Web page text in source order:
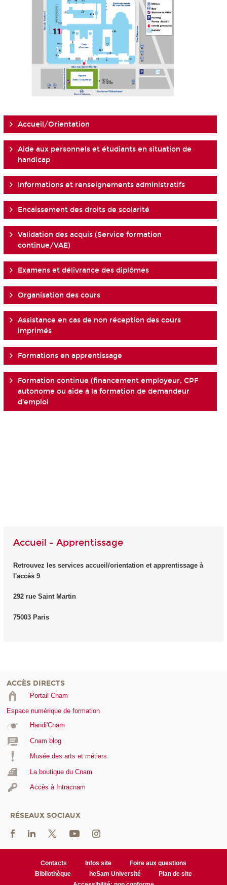
Accueil/Orientation
Aide aux personnels et étudiants en situation de
handicap
Informations et renseignements administratifs
Encaissement des droits de scolarité
Validation des acquis (Service formation
continue/VAE)
Examens et délivrance des diplômes
Organisation des cours
Assistance en cas de non réception des cours
imprimés
Formations en apprentissage
Formation continue (financement employeur, CPF
autonome ou aide à la formation de demandeur
d'emploi
Accueil - Apprentissage
Retrouvez les services accueil/orientation et apprentissage à
l'accès 9
292 rue Saint Martin
75003 Paris
ACCÈS DIRECTS
Portail Cnam
Espace numérique de formation
Handi'Cnam
Cnam blog
Musée des arts et métiers
La boutique du Cnam
Accès à Intracnam
RÉSEAUX SOCIAUX
Contacts Infos site
Foire aux questions
Bibliothèque
heSam Université
Plan de site